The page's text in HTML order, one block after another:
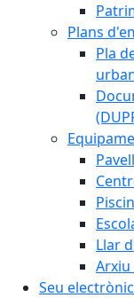
Plans
Pla
Llar
Seu